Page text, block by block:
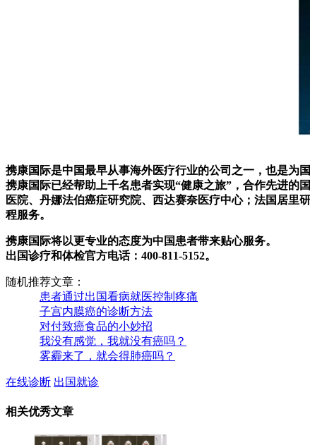
携康国际是中国最早从事海外医疗行业的公司之一，也是为
携康国际已经帮助上千名患者实现“健康之旅”，合作先进的
医院、丹娜法伯癌症研究院、西达赛奈医疗中心；法国居里
程服务。
携康国际将以更专业的态度为中国患者带来贴心服务。
出国诊疗和体检官方电话：400-811-5152。
随机推荐文章：
患者通过出国看病就医控制疼痛
子宫内膜癌的诊断方法
对付致癌食品的小妙招
我没有感觉，我就没有癌吗？
雾霾来了，就会得肺癌吗？
在线诊断 出国就诊
相关优秀文章